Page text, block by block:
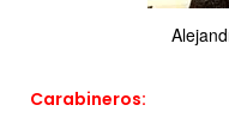
Carabineros: